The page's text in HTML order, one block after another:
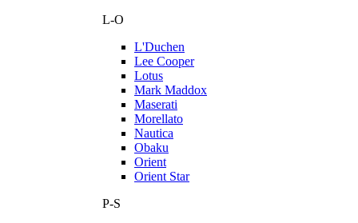
L-O
L'Duchen
Lee Cooper
Lotus
Mark Maddox
Maserati
Morellato
Nautica
Obaku
Orient
Orient Star
P-S